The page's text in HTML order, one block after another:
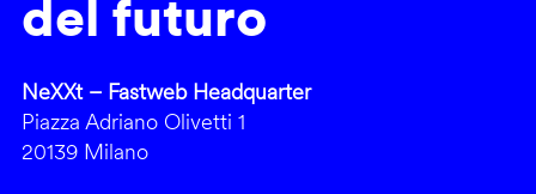
del futuro
NeXXt – Fastweb Headquarter
Piazza Adriano Olivetti 1
20139 Milano